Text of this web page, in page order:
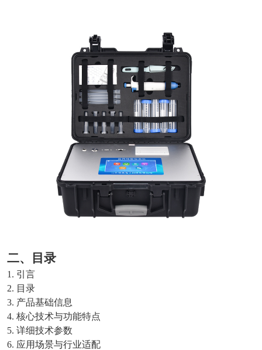
二、目录
1. 引言
2. 目录
3. 产品基础信息
4. 核心技术与功能特点
5. 详细技术参数
6. 应用场景与行业适配